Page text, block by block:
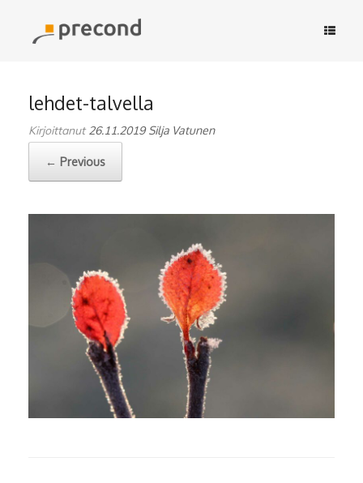
content
lehdet-talvella
Kirjoittanut26.11.2019 Silja Vatunen
← Previous